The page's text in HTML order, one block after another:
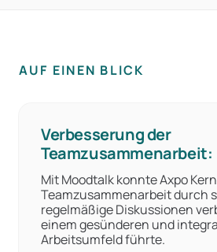
AUF EINEN BLICK
Verbesserung der
Teamzusammenarbeit:
Mit Moodtalk konnte Axpo
Teamzusammenarbeit durch
regelmäßige Diskussionen
einem gesünderen und
Arbeitsumfeld führte.